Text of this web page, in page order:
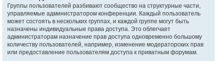
Группы пользователей разбивают сообщество на структурные части,
управляемые администратором конференции. Каждый пользователь
может состоять в нескольких группах, и каждой группе могут быть
назначены индивидуальные права доступа. Это облегчает
администраторам назначение прав доступа одновременно большому
количеству пользователей, например, изменение модераторских прав
или предоставление пользователям доступа к приватным форумам.